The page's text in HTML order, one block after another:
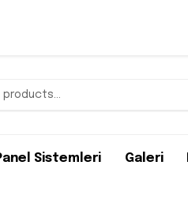
Sistemleri Galeri